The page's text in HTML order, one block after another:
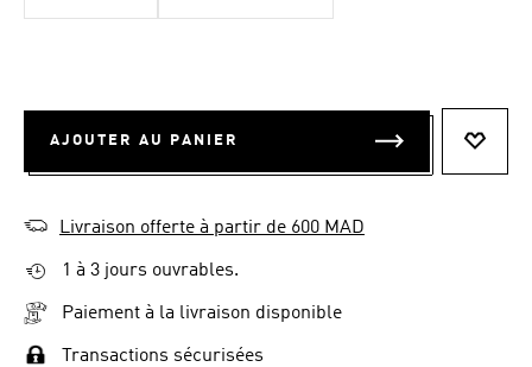
AJOUTER AU PANIER
Livraison offerte à partir de 600 MAD
1 à 3 jours ouvrables.
Paiement à la livraison disponible
Transactions sécurisées